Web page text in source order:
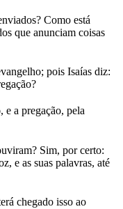
Como está
que anunciam coisas
pois Isaías diz:
e a pregação, pela
Sim, por certo:
e as suas palavras, até
chegado isso ao